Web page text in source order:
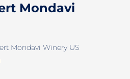
Mondavi
Mondavi Winery US